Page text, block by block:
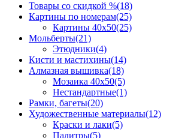
Товары со скидкой %(18)
Картины по номерам(25)
Картины 40x50(25)
Мольберты(21)
Этюдники(4)
Кисти и мастихины(14)
Алмазная вышивка(18)
Мозаика 40x50(5)
Нестандартные(1)
Рамки, багеты(20)
Художественные материалы(12)
Краски и лаки(5)
Палитры(5)